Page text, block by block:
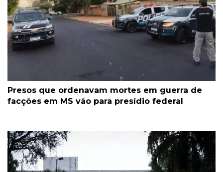
Presos que ordenavam mortes em guerra de
facções em MS vão para presídio federal